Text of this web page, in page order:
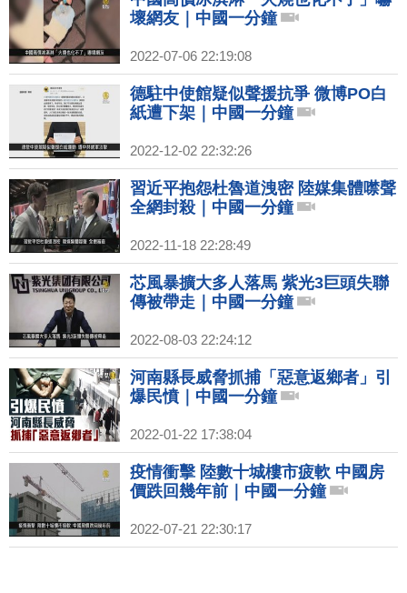
壞網友｜中國一分鐘
2022-07-06 22:19:08
德駐中使館疑似聲援抗爭 微博PO白
紙遭下架｜中國一分鐘
2022-12-02 22:32:26
習近平抱怨杜魯道洩密 陸媒集體噤聲
全網封殺｜中國一分鐘
2022-11-18 22:28:49
芯風暴擴大多人落馬 紫光3巨頭失聯
傳被帶走｜中國一分鐘
2022-08-03 22:24:12
河南縣長威脅抓捕「惡意返鄉者」引
爆民憤｜中國一分鐘
2022-01-22 17:38:04
疫情衝擊 陸數十城樓市疲軟 中國房
價跌回幾年前｜中國一分鐘
2022-07-21 22:30:17